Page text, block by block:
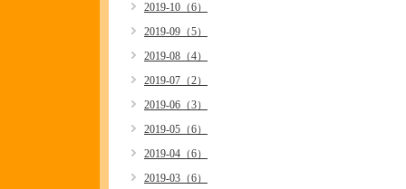
2019-10（6）
2019-09（5）
2019-08（4）
2019-07（2）
2019-06（3）
2019-05（6）
2019-04（6）
2019-03（6）